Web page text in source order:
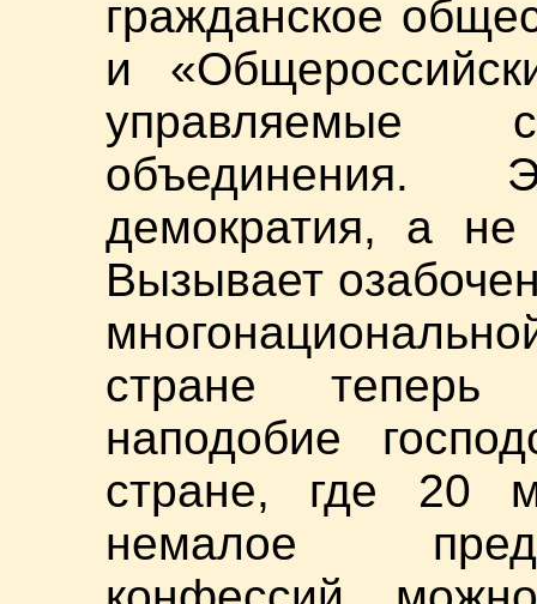
гражданское
и
управляемые
объединения.
демократия, а не
Вызывает
стране теперь
наподобие
стране, где 20
немалое